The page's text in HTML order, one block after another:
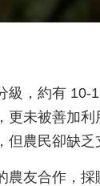
，約有 10-
未被善加
農民卻缺乏
農友合作，